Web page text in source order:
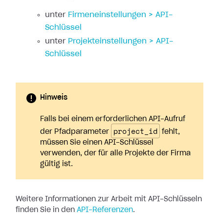
unter Firmeneinstellungen > API-
Schlüssel
unter Projekteinstellungen > API-
Schlüssel
Hinweis
Falls bei einem erforderlichen API-Aufruf
der Pfadparameter
project_id
fehlt,
müssen Sie einen API-Schlüssel
verwenden, der für alle Projekte der Firma
gültig ist.
Weitere Informationen zur Arbeit mit API-Schlüsseln
finden Sie in den API-Referenzen.